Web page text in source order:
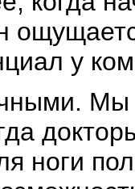
у
Мы
ноги